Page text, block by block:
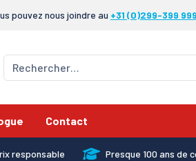
pouvez nous joindre au +31 (0)299-399 999
Contact
responsable Presque 100 ans de